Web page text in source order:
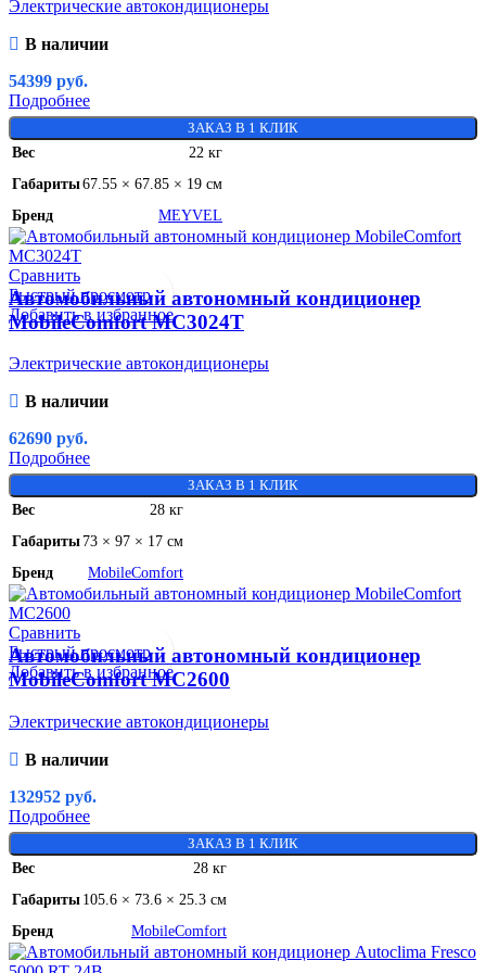
Электрические автокондиционеры
В наличии
54399 руб.
Подробнее
ЗАКАЗ В 1 КЛИК
Вес
22 кг
Габариты67.55 × 67.85 × 19 см
Бренд
MEYVEL
Сравнить
Быстрый просмотр
Добавить в избранное
Автомобильный автономный кондиционер
MobileComfort MC3024T
Электрические автокондиционеры
В наличии
62690 руб.
Подробнее
ЗАКАЗ В 1 КЛИК
Вес
28 кг
Габариты73 × 97 × 17 см
Бренд
MobileComfort
Сравнить
Быстрый просмотр
Добавить в избранное
Автомобильный автономный кондиционер
MobileComfort MC2600
Электрические автокондиционеры
В наличии
132952 руб.
Подробнее
ЗАКАЗ В 1 КЛИК
Вес
28 кг
Габариты105.6 × 73.6 × 25.3 см
Бренд
MobileComfort